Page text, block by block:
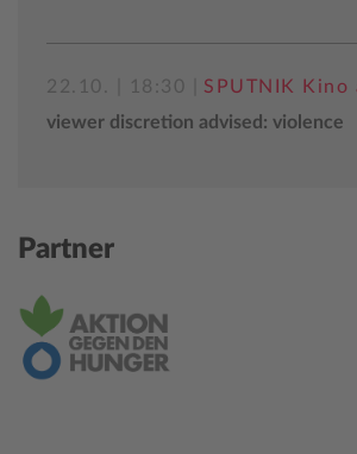
22.10. | 18:30 |
SPUTNIK Kino
viewer discretion advised: violence
Partner